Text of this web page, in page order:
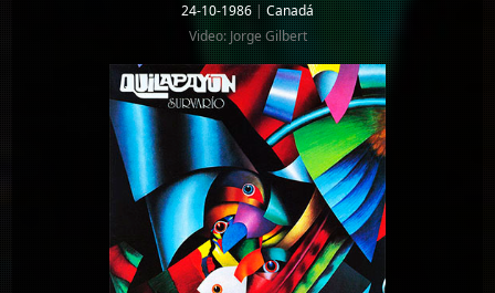
24-10-1986 |Canadá
Video: Jorge Gilbert